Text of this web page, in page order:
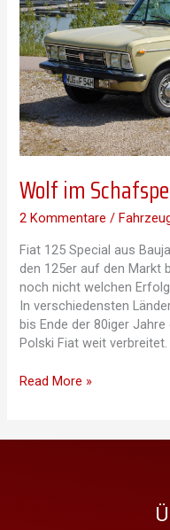
Wolf im
2 Kommentare /
Fiat 125 Special aus
den 125er auf den Markt
noch nicht welchen
In verschiedensten
bis Ende der 80iger
Polski Fiat weit
Wolf
Fiat
Read More »